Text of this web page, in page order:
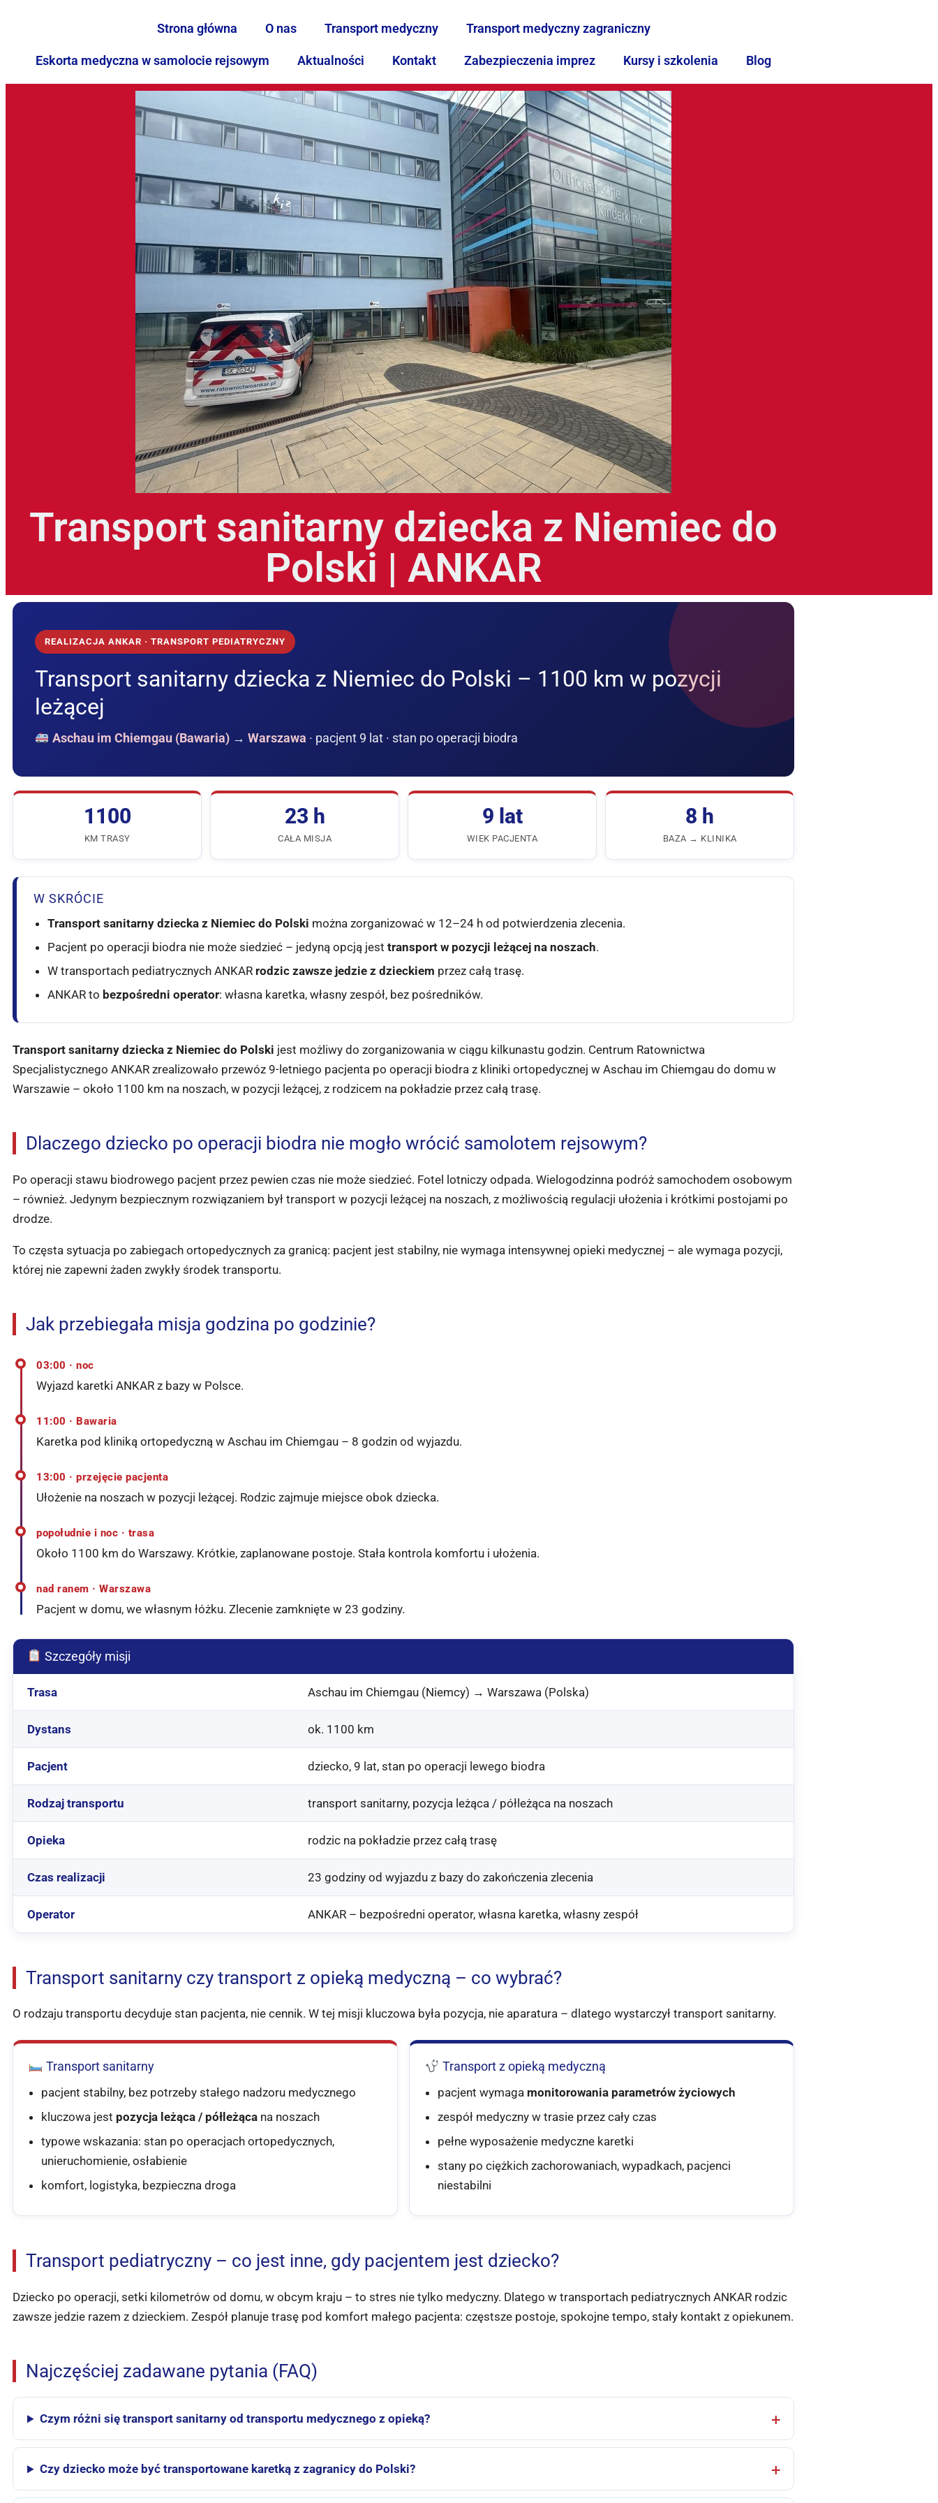
Strona główna O nas Transport medyczny Transport medyczny zagraniczny
Eskorta medyczna w samolocie rejsowym Aktualności Kontakt Zabezpieczenia imprez Kursy i szkolenia Blog
Transport sanitarny dziecka z Niemiec do
Polski | ANKAR
REALIZACJA ANKAR · TRANSPORT PEDIATRYCZNY
Transport sanitarny dziecka z Niemiec do Polski – 1100 km w pozycji
leżącej
Aschau im Chiemgau (Bawaria)→ Warszawa · pacjent 9 lat · stan po operacji biodra
1100
KM TRASY
23 h
CAŁA MISJA
9 lat
WIEK PACJENTA
8 h
BAZA → KLINIKA
W SKRÓCIE
Transport sanitarny dziecka z Niemiec do Polski można zorganizować w 12–24 h od potwierdzenia zlecenia.
Pacjent po operacji biodra nie może siedzieć – jedyną opcją jest transport w pozycji leżącej na noszach.
W transportach pediatrycznych ANKAR rodzic zawsze jedzie z dzieckiem przez całą trasę.
ANKAR to bezpośredni operator: własna karetka, własny zespół, bez pośredników.
Transport sanitarny dziecka z Niemiec do Polski jest możliwy do zorganizowania w ciągu kilkunastu godzin. Centrum Ratownictwa
Specjalistycznego ANKAR zrealizowało przewóz 9-letniego pacjenta po operacji biodra z kliniki ortopedycznej w Aschau im Chiemgau do domu w
Warszawie – około 1100 km na noszach, w pozycji leżącej, z rodzicem na pokładzie przez całą trasę.
Dlaczego dziecko po operacji biodra nie mogło wrócić samolotem rejsowym?
Po operacji stawu biodrowego pacjent przez pewien czas nie może siedzieć. Fotel lotniczy odpada. Wielogodzinna podróż samochodem osobowym
– również. Jedynym bezpiecznym rozwiązaniem był transport w pozycji leżącej na noszach, z możliwością regulacji ułożenia i krótkimi postojami po
drodze.
To częsta sytuacja po zabiegach ortopedycznych za granicą: pacjent jest stabilny, nie wymaga intensywnej opieki medycznej – ale wymaga pozycji,
której nie zapewni żaden zwykły środek transportu.
Jak przebiegała misja godzina po godzinie?
03:00 · noc
Wyjazd karetki ANKAR z bazy w Polsce.
11:00 · Bawaria
Karetka pod kliniką ortopedyczną w Aschau im Chiemgau – 8 godzin od wyjazdu.
13:00 · przejęcie pacjenta
Ułożenie na noszach w pozycji leżącej. Rodzic zajmuje miejsce obok dziecka.
popołudnie i noc · trasa
Około 1100 km do Warszawy. Krótkie, zaplanowane postoje. Stała kontrola komfortu i ułożenia.
nad ranem · Warszawa
Pacjent w domu, we własnym łóżku. Zlecenie zamknięte w 23 godziny.
Szczegóły misji
Trasa Aschau im Chiemgau (Niemcy) → Warszawa (Polska)
Dystans ok. 1100 km
Pacjent dziecko, 9 lat, stan po operacji lewego biodra
Rodzaj transportu transport sanitarny, pozycja leżąca / półleżąca na noszach
Opieka rodzic na pokładzie przez całą trasę
Czas realizacji 23 godziny od wyjazdu z bazy do zakończenia zlecenia
Operator ANKAR – bezpośredni operator, własna karetka, własny zespół
Transport sanitarny czy transport z opieką medyczną – co wybrać?
O rodzaju transportu decyduje stan pacjenta, nie cennik. W tej misji kluczowa była pozycja, nie aparatura – dlatego wystarczył transport sanitarny.
Transport sanitarny
pacjent stabilny, bez potrzeby stałego nadzoru medycznego
kluczowa jest pozycja leżąca / półleżąca na noszach
typowe wskazania: stan po operacjach ortopedycznych,
unieruchomienie, osłabienie
komfort, logistyka, bezpieczna droga
Transport z opieką medyczną
pacjent wymaga monitorowania parametrów życiowych
zespół medyczny w trasie przez cały czas
pełne wyposażenie medyczne karetki
stany po ciężkich zachorowaniach, wypadkach, pacjenci
niestabilni
Transport pediatryczny – co jest inne, gdy pacjentem jest dziecko?
Dziecko po operacji, setki kilometrów od domu, w obcym kraju – to stres nie tylko medyczny. Dlatego w transportach pediatrycznych ANKAR rodzic
zawsze jedzie razem z dzieckiem. Zespół planuje trasę pod komfort małego pacjenta: częstsze postoje, spokojne tempo, stały kontakt z opiekunem.
Najczęściej zadawane pytania (FAQ)
Czym różni się transport sanitarny od transportu medycznego z opieką?
Czy dziecko może być transportowane karetką z zagranicy do Polski?